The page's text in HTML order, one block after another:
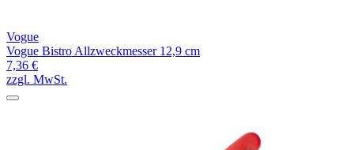
Vogue
Vogue Bistro Allzweckmesser 12,9 cm
7,36 €
zzgl. MwSt.